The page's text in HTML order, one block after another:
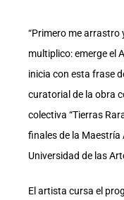
“Primero me arrastro
multiplico: emerge el
inicia con esta frase
curatorial de la obra
colectiva “Tierras
finales de la Maestría
Universidad de las
El artista cursa el